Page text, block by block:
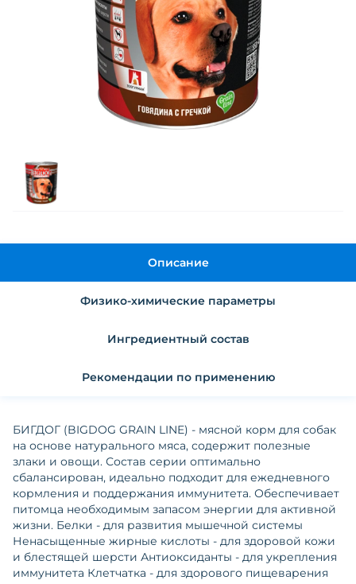
Описание
Физико-химические параметры
Ингредиентный состав
Рекомендации по применению
БИГДОГ (BIGDOG GRAIN LINE) - мясной корм для собак
на основе натурального мяса, содержит полезные
злаки и овощи. Состав серии оптимально
сбалансирован, идеально подходит для ежедневного
кормления и поддержания иммунитета. Обеспечивает
питомца необходимым запасом энергии для активной
жизни. Белки - для развития мышечной системы
Ненасыщенные жирные кислоты - для здоровой кожи
и блестящей шерсти Антиоксиданты - для укрепления
иммунитета Клетчатка - для здорового пищеварения